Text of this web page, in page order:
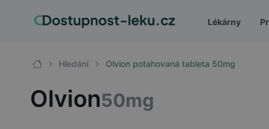
Lékárny
Hledání Olvion potahovaná tableta 50mg
Olvion50mg